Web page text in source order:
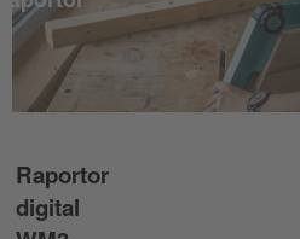
Raportor
digital